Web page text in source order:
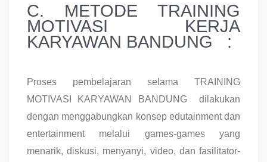
C. METODE TRAINING
MOTIVASI KERJA
KARYAWAN BANDUNG :
Proses pembelajaran selama TRAINING
MOTIVASI KARYAWAN BANDUNG dilakukan
dengan menggabungkan konsep edutainment dan
entertainment melalui games-games yang
menarik, diskusi, menyanyi, video, dan fasilitator-